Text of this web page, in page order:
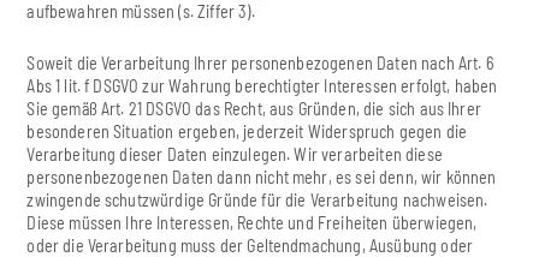
aufbewahren müssen (s. Ziffer 3).
Soweit die Verarbeitung Ihrer personenbezogenen Daten nach Art. 6
Abs 1 lit. f DSGVO zur Wahrung berechtigter Interessen erfolgt, haben
Sie gemäß Art. 21 DSGVO das Recht, aus Gründen, die sich aus Ihrer
besonderen Situation ergeben, jederzeit Widerspruch gegen die
Verarbeitung dieser Daten einzulegen. Wir verarbeiten diese
personenbezogenen Daten dann nicht mehr, es sei denn, wir können
zwingende schutzwürdige Gründe für die Verarbeitung nachweisen.
Diese müssen Ihre Interessen, Rechte und Freiheiten überwiegen,
oder die Verarbeitung muss der Geltendmachung, Ausübung oder